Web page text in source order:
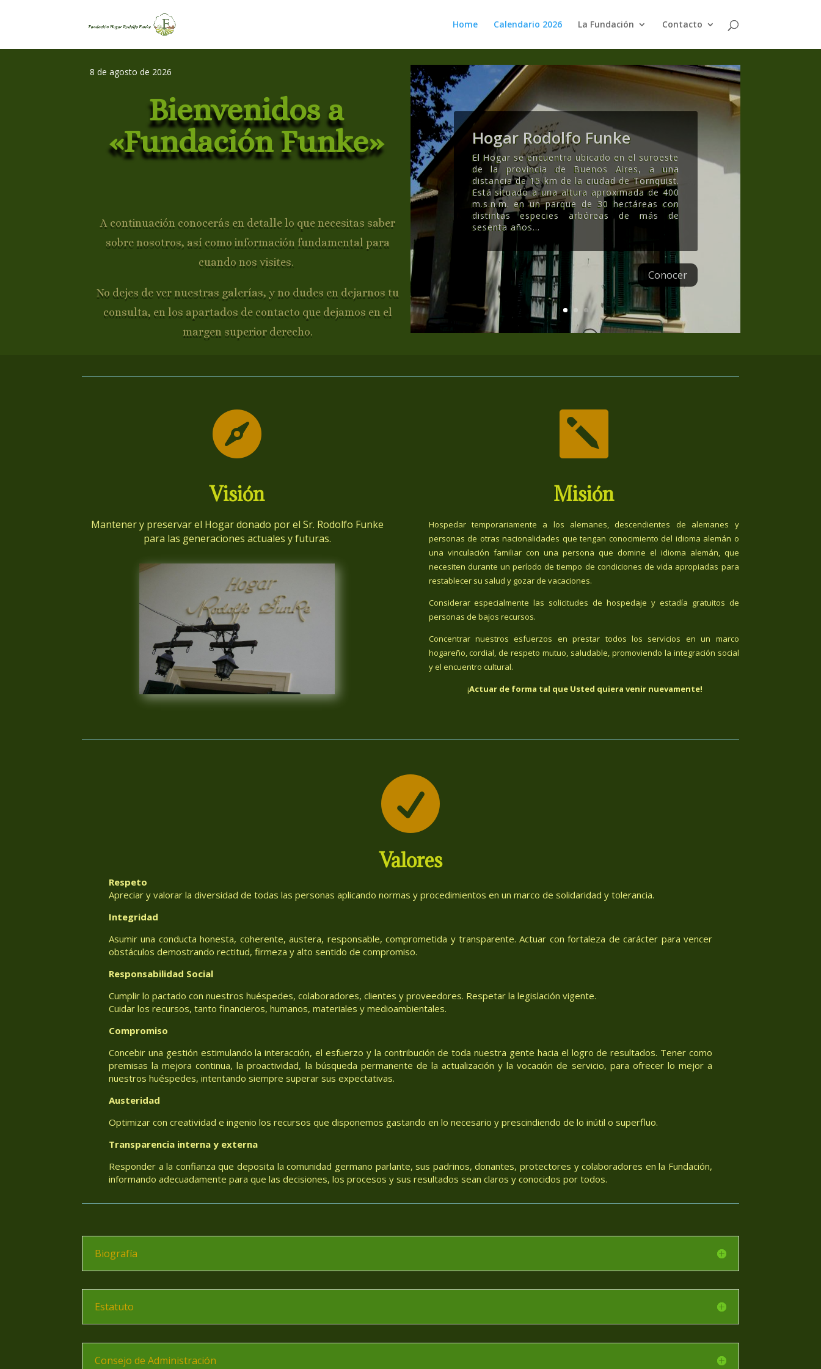
Home Calendario 2026 La Fundación Contacto
8 de agosto de 2026
Bienvenidos a
«Fundación Funke»
A continuación conocerás en detalle lo que necesitas saber
sobre nosotros, así como información fundamental para
cuando nos visites.
No dejes de ver nuestras galerías, y no dudes en dejarnos tu
consulta, en los apartados de contacto que dejamos en el
margen superior derecho.
Hogar Rodolfo Funke
El Hogar se encuentra ubicado en el suroeste
de la provincia de Buenos Aires, a una
distancia de 15 km de la ciudad de Tornquist.
Está situado a una altura aproximada de 400
m.s.n.m. en un parque de 30 hectáreas con
distintas especies arbóreas de más de
sesenta años...
Conocer

Visión
Mantener y preservar el Hogar donado por el Sr. Rodolfo Funke
para las generaciones actuales y futuras.

Misión
Hospedar temporariamente a los alemanes, descendientes de alemanes y
personas de otras nacionalidades que tengan conocimiento del idioma alemán o
una vinculación familiar con una persona que domine el idioma alemán, que
necesiten durante un período de tiempo de condiciones de vida apropiadas para
restablecer su salud y gozar de vacaciones.
Considerar especialmente las solicitudes de hospedaje y estadía gratuitos de
personas de bajos recursos.
Concentrar nuestros esfuerzos en prestar todos los servicios en un marco
hogareño, cordial, de respeto mutuo, saludable, promoviendo la integración social
y el encuentro cultural.
¡Actuar de forma tal que Usted quiera venir nuevamente!

Valores
Respeto
Apreciar y valorar la diversidad de todas las personas aplicando normas y procedimientos en un marco de solidaridad y tolerancia.
Integridad
Asumir una conducta honesta, coherente, austera, responsable, comprometida y transparente. Actuar con fortaleza de carácter para vencer
obstáculos demostrando rectitud, firmeza y alto sentido de compromiso.
Responsabilidad Social
Cumplir lo pactado con nuestros huéspedes, colaboradores, clientes y proveedores. Respetar la legislación vigente.
Cuidar los recursos, tanto financieros, humanos, materiales y medioambientales.
Compromiso
Concebir una gestión estimulando la interacción, el esfuerzo y la contribución de toda nuestra gente hacia el logro de resultados. Tener como
premisas la mejora continua, la proactividad, la búsqueda permanente de la actualización y la vocación de servicio, para ofrecer lo mejor a
nuestros huéspedes, intentando siempre superar sus expectativas.
Austeridad
Optimizar con creatividad e ingenio los recursos que disponemos gastando en lo necesario y prescindiendo de lo inútil o superfluo.
Transparencia interna y externa
Responder a la confianza que deposita la comunidad germano parlante, sus padrinos, donantes, protectores y colaboradores en la Fundación,
informando adecuadamente para que las decisiones, los procesos y sus resultados sean claros y conocidos por todos.
Biografía
Estatuto
Consejo de Administración